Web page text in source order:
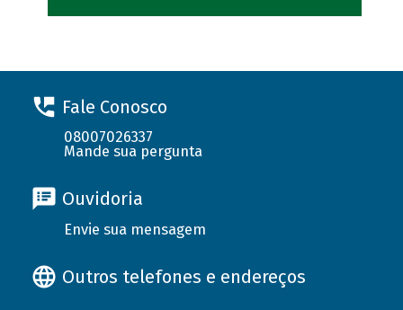
Fale Conosco
08007026337
Mande sua pergunta
Ouvidoria
Envie sua mensagem
Outros telefones e endereços